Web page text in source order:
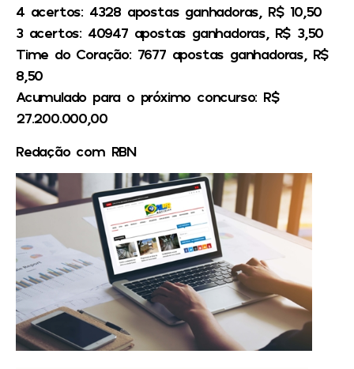
4 acertos: 4328 apostas ganhadoras, R$ 10,50
3 acertos: 40947 apostas ganhadoras, R$ 3,50
Time do Coração: 7677 apostas ganhadoras, R$
8,50
Acumulado para o próximo concurso: R$
27.200.000,00
Redação com RBN